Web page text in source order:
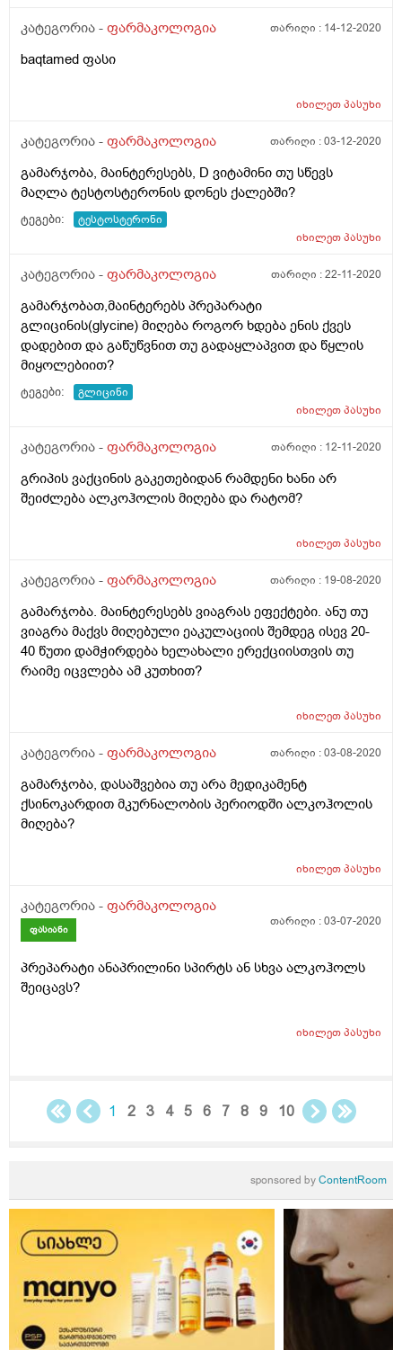
კატეგორია - ფარმაკოლოგია თარიღი : 14-12-2020
baqtamed ფასი
იხილეთპასუხი
კატეგორია - ფარმაკოლოგია თარიღი :03-12-2020
გამარჯობა, მაინტერესებს, D ვიტამინი თუ სწევს
მაღლა ტესტოსტერონის დონეს ქალებში?
ტეგები:
ტესტოსტერონი
იხილეთპასუხი
კატეგორია - ფარმაკოლოგია თარიღი :22-11-2020
გამარჯობათ,მაინტერებს პრეპარატი
გლიცინის(glycine) მიღება როგორ ხდება ენის ქვეს
დადებით და გაწუწვნით თუ გადაყლაპვით და წყლის
მიყოლებიით?
ტეგები:
გლიცინი
იხილეთპასუხი
კატეგორია - ფარმაკოლოგია თარიღი : 12-11-2020
გრიპის ვაქცინის გაკეთებიდან რამდენი ხანი არ
შეიძლება ალკოჰოლის მიღება და რატომ?
იხილეთპასუხი
კატეგორია - ფარმაკოლოგია თარიღი : 19-08-2020
გამარჯობა. მაინტერესებს ვიაგრას ეფექტები. ანუ თუ
ვიაგრა მაქვს მიღებული ეაკულაციის შემდეგ ისევ 20-
40 წუთი დამჭირდება ხელახალი ერექციისთვის თუ
რაიმე იცვლება ამ კუთხით?
იხილეთპასუხი
კატეგორია - ფარმაკოლოგია თარიღი :03-08-2020
გამარჯობა, დასაშვებია თუ არა მედიკამენტ
ქსინოკარდით მკურნალობის პერიოდში ალკოჰოლის
მიღება?
იხილეთპასუხი
კატეგორია - ფარმაკოლოგია
ფასიანი
თარიღი :03-07-2020
პრეპარატი ანაპრილინი სპირტს ან სხვა ალკოჰოლს
შეიცავს?
იხილეთპასუხი
1 2 3 4 5 6 7 8 9 10
sponsored byContentRoom